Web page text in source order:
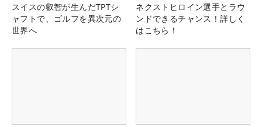
スイスの叡智が生んだTPTシ
ャフトで、ゴルフを異次元の
世界へ
ネクストヒロイン選手とラウ
ンドできるチャンス！詳しく
はこちら！